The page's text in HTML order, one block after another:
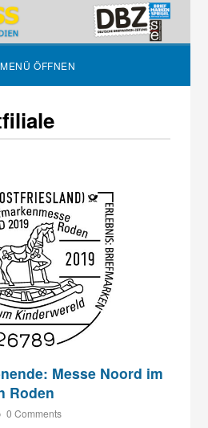
MENÜ ÖFFNEN
Messe Noord im
Roden
0 Comments